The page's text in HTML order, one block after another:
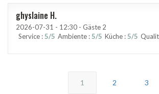
ghyslaine H
2026-07-31 - 12:30 - Gäste 2
Service :5/5 Ambiente :5/5 Küche :5/5
1 2 3